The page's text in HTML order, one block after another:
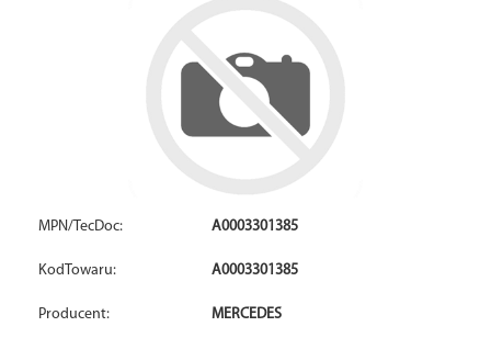
MPN/TecDoc: A0003301385
KodTowaru: A0003301385
Producent: MERCEDES